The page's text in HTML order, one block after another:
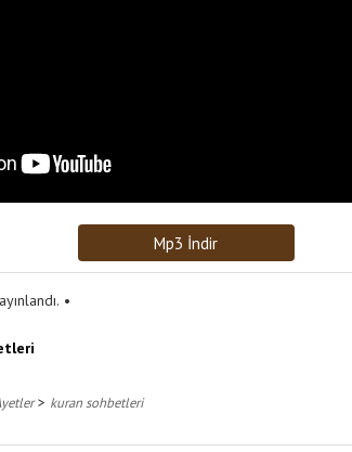
Mp3 İndir
> kuran sohbetleri